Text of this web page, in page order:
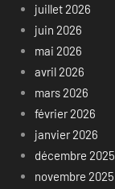
juillet 2026
juin 2026
mai 2026
avril 2026
mars 2026
février 2026
janvier 2026
décembre 2025
novembre 2025